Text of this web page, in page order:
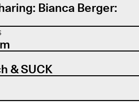
Bianca Berger:
& SUCK